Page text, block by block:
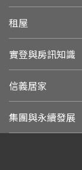
租屋
實登與房訊知識
信義居家
集團與永續發展